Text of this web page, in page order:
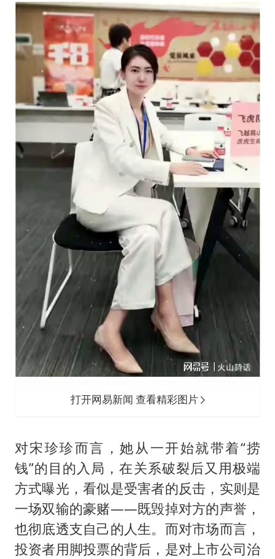
打开网易新闻 查看精彩图片
对宋珍珍而言，她从一开始就带着“捞
钱”的目的入局，在关系破裂后又用极端
方式曝光，看似是受害者的反击，实则是
一场双输的豪赌——既毁掉对方的声誉，
也彻底透支自己的人生。而对市场而言，
投资者用脚投票的背后，是对上市公司治